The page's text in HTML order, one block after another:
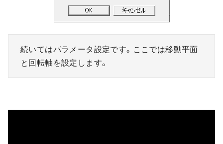
続いてはパラメータ設定です。ここでは移動平面
と回転軸を設定します。